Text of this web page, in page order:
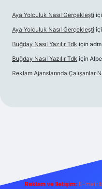
Aya Yolculuk Nasıl Gerçekleşti
Aya Yolculuk Nasıl Gerçekleşti
Buğday Nasıl Yazılır Tdk için
Buğday Nasıl Yazılır Tdk için
Reklam Ajanslarında Çalışanlar
Reklam ve İletişim: E-mail: